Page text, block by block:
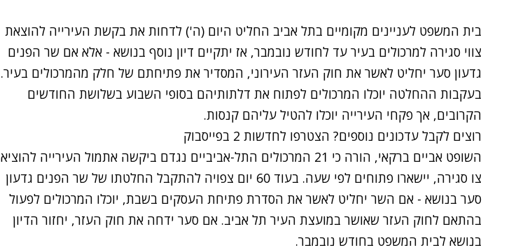
בית המשפט לעניינים מקומיים בתל אביב החליט היום (ה') לדחות את בקשת העירייה להוצאת
צווי סגירה למרכולים בעיר עד לחודש נובמבר, אז יתקיים דיון נוסף בנושא - אלא אם שר הפנים
גדעון סער יחליט לאשר את חוק העזר העירוני, המסדיר את פתיחתם של חלק מהמרכולים בעיר.
בעקבות ההחלטה יוכלו המרכולים לפתוח את דלתותיהם בסופי השבוע בשלושת החודשים
הקרובים, אך פקחי העירייה יוכלו להטיל עליהם קנסות.
רוצים לקבל עדכונים נוספים? הצטרפו לחדשות 2 בפייסבוק
השופט אביים ברקאי, הורה כי 21 המרכולים התל-אביביים נגדם ביקשה אתמול העירייה להוציא
צו סגירה, יישארו פתוחים לפי שעה. בעוד 60 יום צפויה להתקבל החלטתו של שר הפנים גדעון
סער בנושא - אם השר יחליט לאשר את הסדרת פתיחת העסקים בשבת, יוכלו המרכולים לפעול
בהתאם לחוק העזר שאושר במועצת העיר תל אביב. אם סער ידחה את חוק העזר, יחזור הדיון
בנושא לבית המשפט בחודש נובמבר.